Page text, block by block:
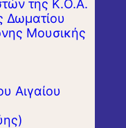
της Κ.Ο.Α.
Δωματίου
Μουσικής
Αιγαίου